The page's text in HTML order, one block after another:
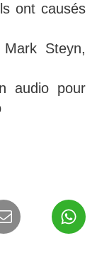
ont causés
Steyn,
audio pour